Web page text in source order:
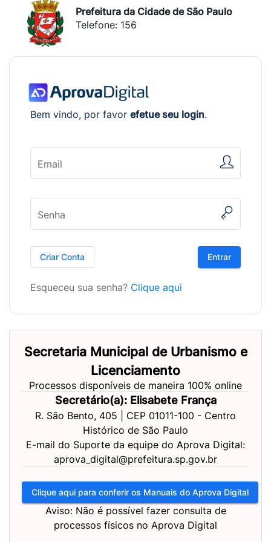
Prefeitura da Cidade de São Paulo
Telefone: 156
Bem vindo, por favor efetue seu login.
Email
Senha
Criar Conta Entrar
Esqueceu sua senha? Clique aqui
Secretaria Municipal de Urbanismo e
Licenciamento
Processos disponíveis de maneira 100% online
Secretário(a): Elisabete França
R. São Bento, 405 | CEP 01011-100 - Centro
Histórico de São Paulo
E-mail do Suporte da equipe do Aprova Digital:
aprova_digital@prefeitura.sp.gov.br
Clique aqui para conferir os Manuais do Aprova Digital
Aviso: Não é possível fazer consulta de
processos físicos no Aprova Digital